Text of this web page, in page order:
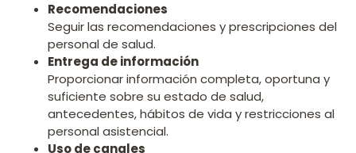
Recomendaciones
Seguir las recomendaciones y prescripciones del
personal de salud.
Entrega de información
Proporcionar información completa, oportuna y
suficiente sobre su estado de salud,
antecedentes, hábitos de vida y restricciones al
personal asistencial.
Uso de canales